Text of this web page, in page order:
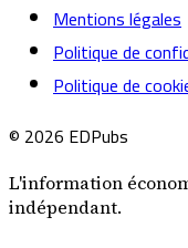
Mentions légales
Politique de
Politique de
© 2026 EDPubs
L'information
indépendant.